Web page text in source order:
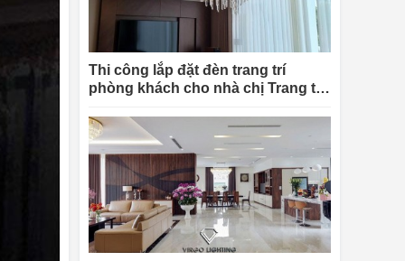
Thi công lắp đặt đèn trang trí
phòng khách cho nhà chị Trang tại